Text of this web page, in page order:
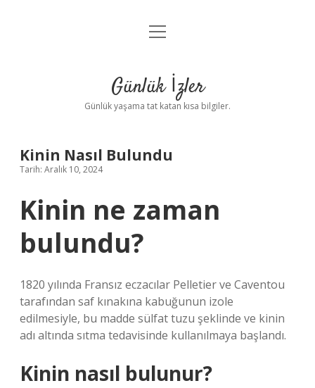
Anasayfa
Yasal Uyarı
menüyü
Günlük İzler
Günlük yaşama tat katan kısa bilgiler.
Kinin Nasıl Bulundu
Tarih: Aralık 10, 2024
Kinin ne zaman
bulundu?
1820 yılında Fransız eczacılar Pelletier ve Caventou
tarafından saf kınakına kabuğunun izole
edilmesiyle, bu madde sülfat tuzu şeklinde ve kinin
adı altında sıtma tedavisinde kullanılmaya başlandı.
Kinin nasıl bulunur?